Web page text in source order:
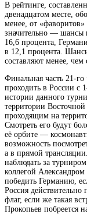
В рейтинге,
двенадцатом месте,
менее, от «фаворитов»
значительно — шансы
16,6 процента,
в 12,1 процента.
составляют менее, чем
Финальная часть 21-
проходить в России с
истории данного
территории
проходящим на
Смотреть его будут
её орбите —
возможность
а в прямой
наблюдать за
коллегой Александром
победить Германию,
Россия действительно
флаг, если же такая
Прокопьев побреется